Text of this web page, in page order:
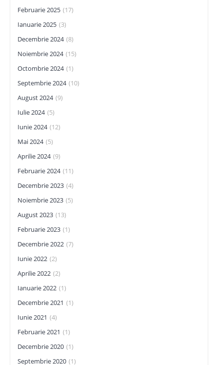
Februarie 2025 (17)
Ianuarie 2025 (3)
Decembrie 2024 (8)
Noiembrie 2024 (15)
Octombrie 2024 (1)
Septembrie 2024 (10)
August 2024 (9)
Iulie 2024 (5)
Iunie 2024 (12)
Mai 2024 (5)
Aprilie 2024 (9)
Februarie 2024 (11)
Decembrie 2023 (4)
Noiembrie 2023 (5)
August 2023 (13)
Februarie 2023 (1)
Decembrie 2022 (7)
Iunie 2022 (2)
Aprilie 2022 (2)
Ianuarie 2022 (1)
Decembrie 2021 (1)
Iunie 2021 (4)
Februarie 2021 (1)
Decembrie 2020 (1)
Septembrie 2020 (1)